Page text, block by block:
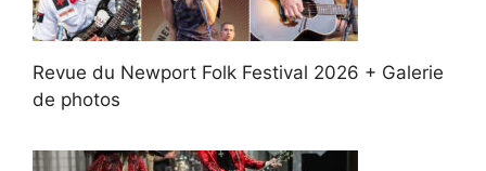
Revue du Newport Folk Festival 2026 + Galerie
de photos